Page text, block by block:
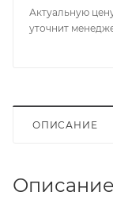
Актуальную
уточнит
ОПИСАНИЕ